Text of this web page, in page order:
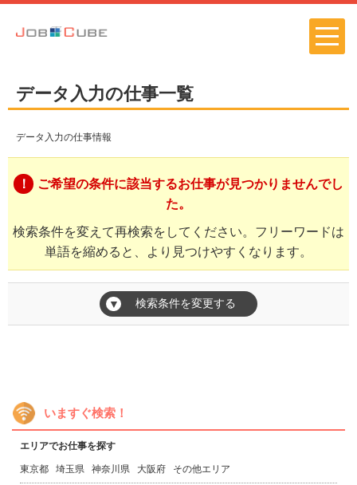
データ入力の仕事一覧
データ入力の仕事情報
ご希望の条件に該当するお仕事が見つかりませんでし
た。
検索条件を変えて再検索をしてください。フリーワードは
単語を縮めると、より見つけやすくなります。
▼ 検索条件を変更する
いますぐ検索！
エリアでお仕事を探す
東京都 埼玉県 神奈川県 大阪府 その他エリア